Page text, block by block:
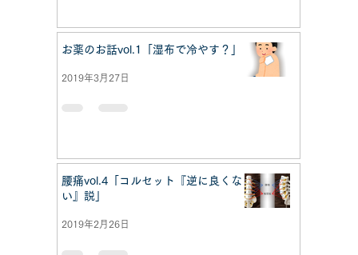
お薬のお話vol.1「湿布で冷やす？」
2019年3月27日
腰痛vol.4「コルセット『逆に良くな
い』説」
2019年2月26日